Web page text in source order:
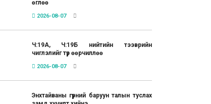
өглөө
2026-08-07
Ч:19А, Ч:19Б нийтийн тээврийн
чиглэлийг түр өөрчиллөө
2026-08-07
Энхтайваны гүүрний баруун талын туслах